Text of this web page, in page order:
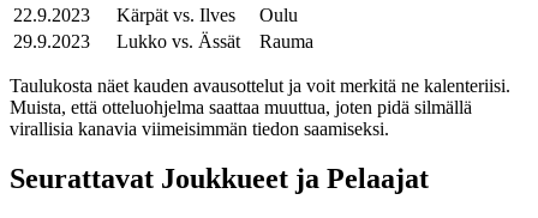
22.9.2023
Kärpät vs. Ilves
Oulu
29.9.2023
Lukko vs. Ässät Rauma
Taulukosta näet kauden avausottelut ja voit merkitä ne kalenteriisi.
Muista, että otteluohjelma saattaa muuttua, joten pidä silmällä
virallisia kanavia viimeisimmän tiedon saamiseksi.
Seurattavat Joukkueet ja Pelaajat